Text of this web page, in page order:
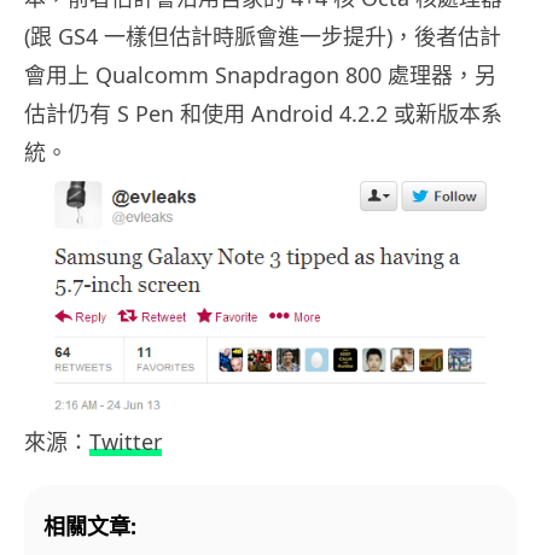
(跟 GS4 一樣但估計時脈會進一步提升)，後者估計
會用上 Qualcomm Snapdragon 800 處理器，另
估計仍有 S Pen 和使用 Android 4.2.2 或新版本系
統。
來源： Twitter
相關文章: